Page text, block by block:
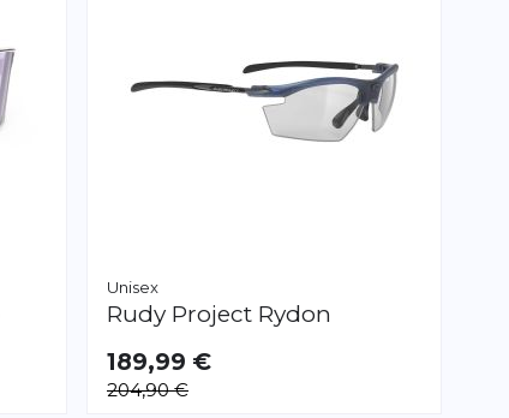
Unisex
Rudy Project Rydon
189,99 €
204,90 €